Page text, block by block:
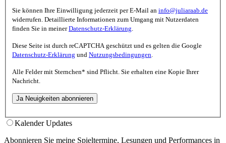
Sie können Ihre Einwilligung jederzeit per E-Mail an info@juliaraab.de
widerrufen. Detaillierte Informationen zum Umgang mit Nutzerdaten
finden Sie in meinerDatenschutz-Erklärung
Diese Seite ist durch reCAPTCHA geschützt und es gelten die Google
Datenschutz-Erklärung und Nutzungsbedingungen
Alle Felder mit Sternchen* sind Pflicht. Sie erhalten eine Kopie Ihrer
Nachricht.
Kalender Updates
Abonnieren Sie meine Spieltermine, Lesungen und Performances in